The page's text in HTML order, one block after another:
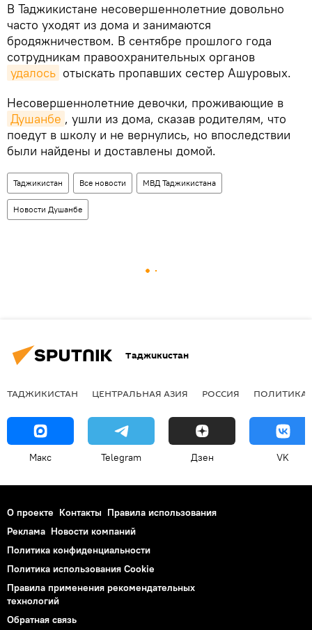
В Таджикистане несовершеннолетние довольно
часто уходят из дома и занимаются
бродяжничеством. В сентябре прошлого года
сотрудникам правоохранительных органов
удалось отыскать пропавших сестер Ашуровых.
Несовершеннолетние девочки, проживающие в
Душанбе , ушли из дома, сказав родителям, что
поедут в школу и не вернулись, но впоследствии
были найдены и доставлены домой.
Таджикистан Все новости МВД Таджикистана
Новости Душанбе
Таджикистан
ТАДЖИКИСТАН ЦЕНТРАЛЬНАЯ АЗИЯ РОССИЯ ПОЛИТИКА
Макс Telegram Дзен VK
О проекте Контакты Правила использования
Реклама Новости компаний
Политика конфиденциальности
Политика использования Cookie
Правила применения рекомендательных
технологий
Обратная связь